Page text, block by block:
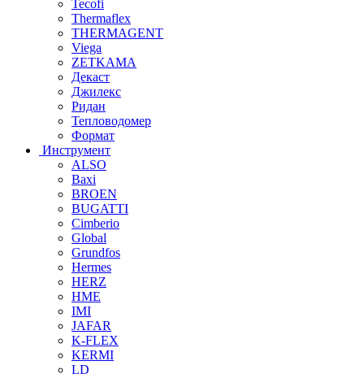
Tecofi
Thermaflex
THERMAGENT
Viega
ZETKAMA
Декаст
Джилекс
Ридан
Тепловодомер
Формат
Инструмент
ALSO
Baxi
BROEN
BUGATTI
Cimberio
Global
Grundfos
Hermes
HERZ
HME
IMI
JAFAR
K-FLEX
KERMI
LD